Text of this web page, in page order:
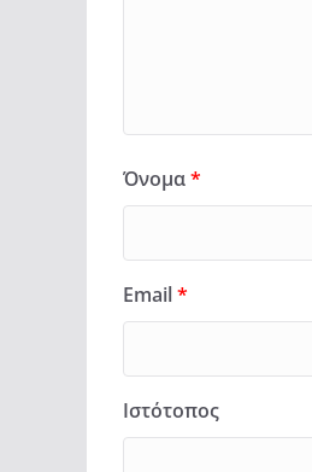
Όνομα*
Email*
Ιστότοπος